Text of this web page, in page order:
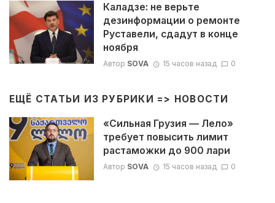
Каладзе: не верьте
дезинформации о ремонте
Руставели, сдадут в конце
ноября
Автор SOVA 15 часов назад 0
ЕЩЁ СТАТЬИ ИЗ РУБРИКИ => НОВОСТИ
«Сильная Грузия — Лело»
требует повысить лимит
растаможки до 900 лари
Автор SOVA 15 часов назад 0